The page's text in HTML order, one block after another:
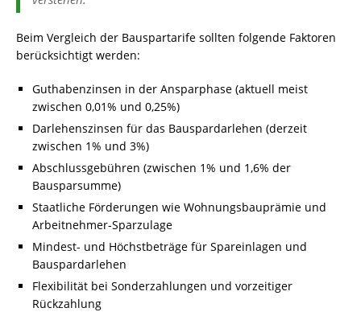
Beim Vergleich der Bauspartarife sollten folgende Faktoren
berücksichtigt werden:
Guthabenzinsen in der Ansparphase (aktuell meist
zwischen 0,01% und 0,25%)
Darlehenszinsen für das Bauspardarlehen (derzeit
zwischen 1% und 3%)
Abschlussgebühren (zwischen 1% und 1,6% der
Bausparsumme)
Staatliche Förderungen wie Wohnungsbauprämie und
Arbeitnehmer-Sparzulage
Mindest- und Höchstbeträge für Spareinlagen und
Bauspardarlehen
Flexibilität bei Sonderzahlungen und vorzeitiger
Rückzahlung